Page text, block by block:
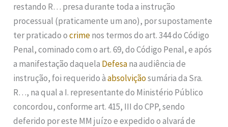
restando R… presa durante toda a instrução
processual (praticamente um ano), por supostamente
ter praticado ocrimenos termos do art. 344 do Código
Penal, cominado com o art. 69, do Código Penal, e após
a manifestação daquela Defesana audiência de
instrução, foi requerido àabsolviçãosumária da Sra.
R…, na qual a I. representante do Ministério Público
concordou, conforme art. 415, III do CPP, sendo
deferido por este MM juízo e expedido o alvará de